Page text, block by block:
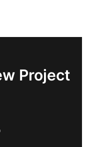
Project